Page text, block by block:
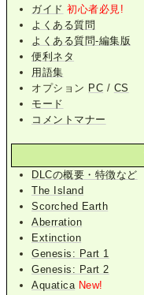
ガイド 初心者必見!
よくある質問
よくある質問-編集版
便利ネタ
用語集
オプション PC / CS
モード
コメントマナー
DLCの概要・特徴など
The Island
Scorched Earth
Aberration
Extinction
Genesis: Part 1
Genesis: Part 2
Aquatica New!